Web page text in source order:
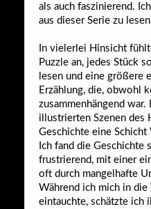
als auch faszinierend.
aus dieser Serie zu
In vielerlei Hinsicht
Puzzle an, jedes Stück
lesen und eine größere
Erzählung, die, obwohl
zusammenhängend
illustrierten Szenen des
Geschichte eine Schicht
Ich fand die Geschichte
frustrierend, mit einer
oft durch mangelhafte
Während ich mich in
eintauchte, schätzte ich